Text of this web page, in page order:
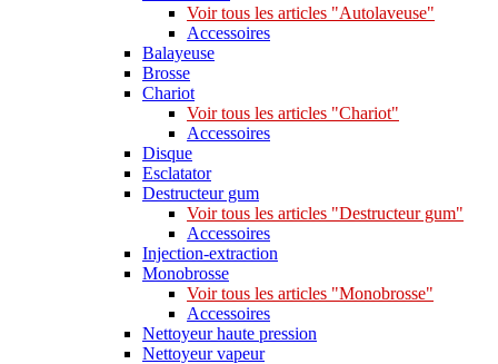
Voir tous les articles "Autolaveuse"
Accessoires
Balayeuse
Brosse
Chariot
Voir tous les articles "Chariot"
Accessoires
Disque
Esclatator
Destructeur gum
Voir tous les articles "Destructeur gum"
Accessoires
Injection-extraction
Monobrosse
Voir tous les articles "Monobrosse"
Accessoires
Nettoyeur haute pression
Nettoyeur vapeur